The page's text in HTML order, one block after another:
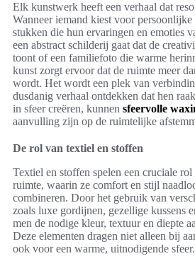
Elk kunstwerk heeft een verhaal dat
Wanneer iemand kiest voor
stukken die hun ervaringen en emoties
een abstract schilderij gaat dat de
toont of een familiefoto die warme
kunst zorgt ervoor dat de ruimte meer
wordt. Het wordt een plek van
dusdanig verhaal ontdekken dat hen
in sfeer creëren, kunnen sfeervolle
aanvulling zijn op de ruimtelijke
De rol van textiel en stoffen
Textiel en stoffen spelen een cruciale
ruimte, waarin ze comfort en stijl
combineren. Door het gebruik van
zoals luxe gordijnen, gezellige kussens
men de nodige kleur, textuur en diepte
Deze elementen dragen niet alleen bij
ook voor een warme, uitnodigende sfeer.